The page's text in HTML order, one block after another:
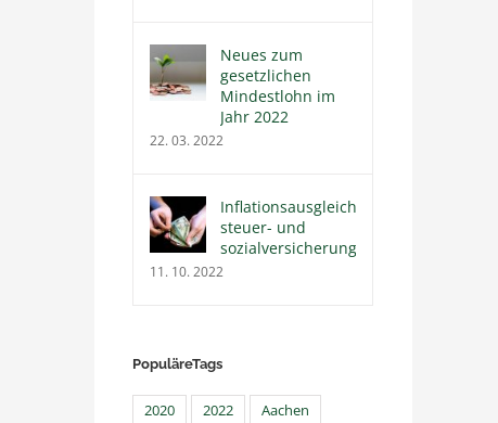
Neues zum
gesetzlichen
Mindestlohn im
Jahr 2022
22. 03. 2022
Inflationsausgleichsprämie
steuer- und
sozialversicherungsfrei
11. 10. 2022
PopuläreTags
2020 2022
Aachen